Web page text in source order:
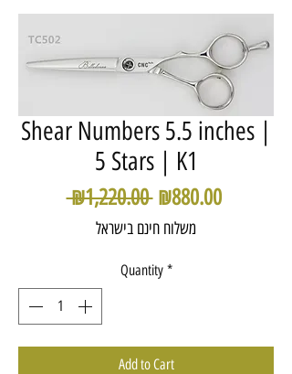
Shear Numbers 5.5 inches |
5 Stars | K1
₪1,220.00 Regular
Price
₪880.00Sale
משלוח חינם בישראל
Quantity *
Add to Cart